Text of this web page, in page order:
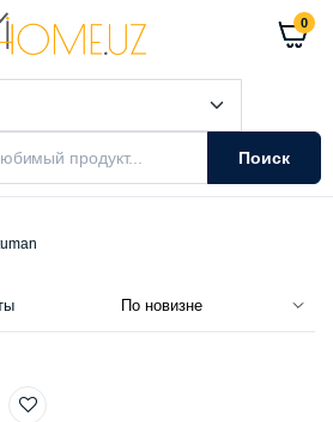
0
Поиск